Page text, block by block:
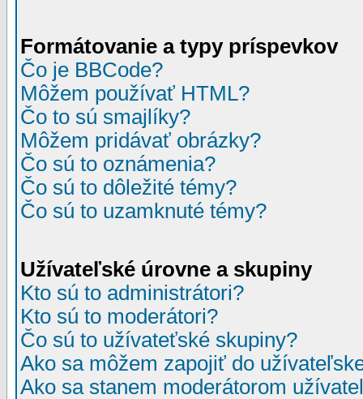
Formátovanie a typy príspevkov
Čo je BBCode?
Môžem používať HTML?
Čo to sú smajlíky?
Môžem pridávať obrázky?
Čo sú to oznámenia?
Čo sú to dôležité témy?
Čo sú to uzamknuté témy?
Užívateľské úrovne a skupiny
Kto sú to administrátori?
Kto sú to moderátori?
Čo sú to užívateťské skupiny?
Ako sa môžem zapojiť do
Ako sa stanem moderátorom